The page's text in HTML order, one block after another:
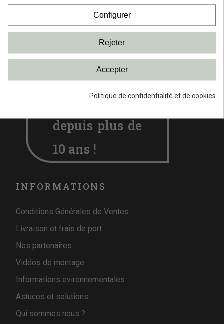
A votre écoute
depuis plus de
10 ans !
INFORMATIONS
Conditions Générales de Ventes
Livraison et frais de port
Nos partenaires
Vidéos de montage
Informations evironnementales
Astuces et solutions
Qui sommes nous ?
Configurer
Rejeter
Accepter
Politique de confidentialité et de cookies